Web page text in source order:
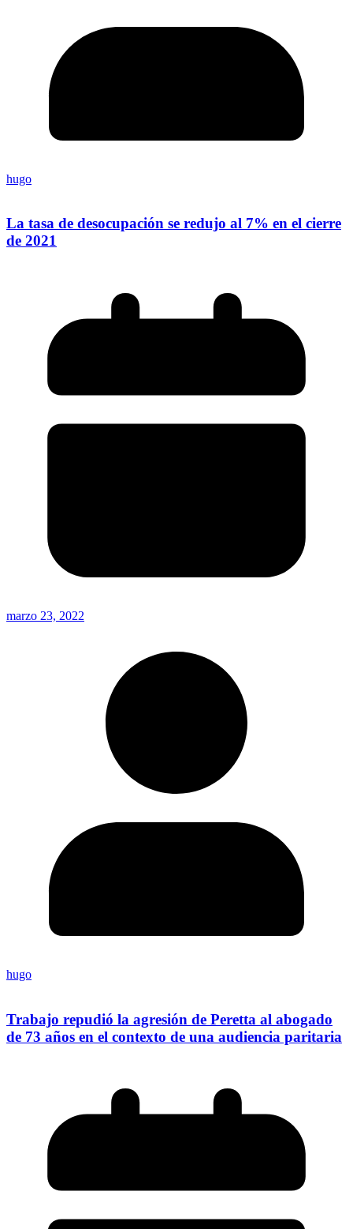
hugo
La tasa de desocupación se redujo al 7% en el cierre
de 2021
marzo 23, 2022
hugo
Trabajo repudió la agresión de Peretta al abogado
de 73 años en el contexto de una audiencia paritaria